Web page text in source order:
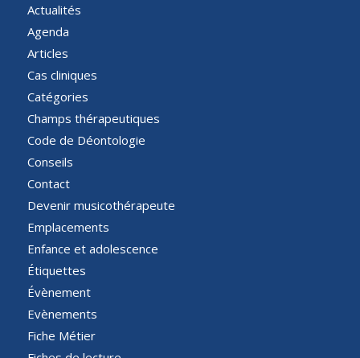
Actualités
Agenda
Articles
Cas cliniques
Catégories
Champs thérapeutiques
Code de Déontologie
Conseils
Contact
Devenir musicothérapeute
Emplacements
Enfance et adolescence
Étiquettes
Évènement
Evènements
Fiche Métier